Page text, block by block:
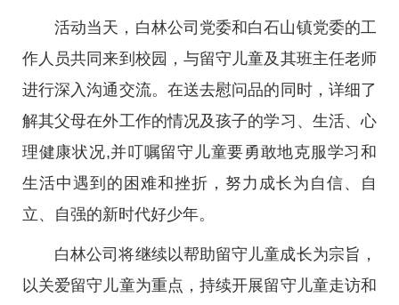
活动当天，白林公司党委和白石山镇党委的工
作人员共同来到校园，与留守儿童及其班主任老师
进行深入沟通交流。在送去慰问品的同时，详细了
解其父母在外工作的情况及孩子的学习、生活、心
理健康状况,并叮嘱留守儿童要勇敢地克服学习和
生活中遇到的困难和挫折，努力成长为自信、自
立、自强的新时代好少年。
白林公司将继续以帮助留守儿童成长为宗旨，
以关爱留守儿童为重点，持续开展留守儿童走访和